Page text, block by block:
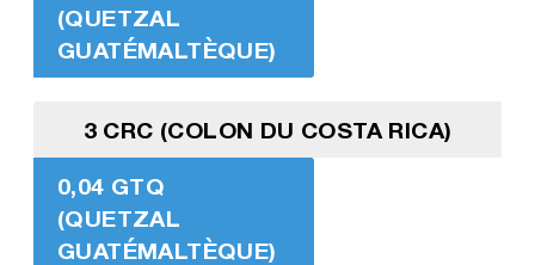
(QUETZAL
GUATÉMALTÈQUE)
3 CRC (COLON DU COSTA RICA)
0,04 GTQ
(QUETZAL
GUATÉMALTÈQUE)